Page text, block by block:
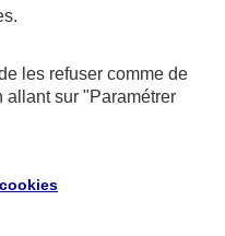
€,
les refuser comme de
allant sur "Paramétrer
cookies